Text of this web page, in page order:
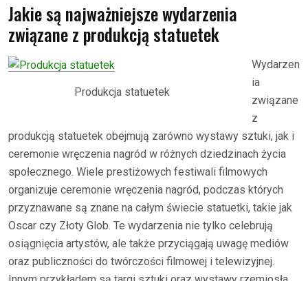
Jakie są najważniejsze wydarzenia
związane z produkcją statuetek
Produkcja statuetek
Wydarzen
ia
związane
z
produkcją statuetek obejmują zarówno wystawy sztuki, jak i
ceremonie wręczenia nagród w różnych dziedzinach życia
społecznego. Wiele prestiżowych festiwali filmowych
organizuje ceremonie wręczenia nagród, podczas których
przyznawane są znane na całym świecie statuetki, takie jak
Oscar czy Złoty Glob. Te wydarzenia nie tylko celebrują
osiągnięcia artystów, ale także przyciągają uwagę mediów
oraz publiczności do twórczości filmowej i telewizyjnej.